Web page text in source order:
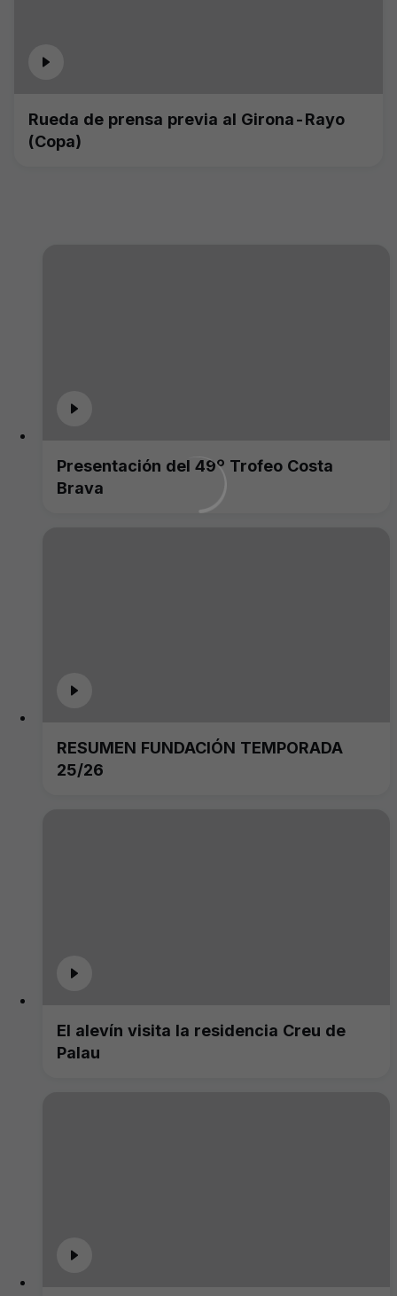
Rueda de prensa previa al Girona-Rayo
(Copa)
Presentación del 49º Trofeo Costa
Brava
RESUMEN FUNDACIÓN TEMPORADA
25/26
El alevín visita la residencia Creu de
Palau